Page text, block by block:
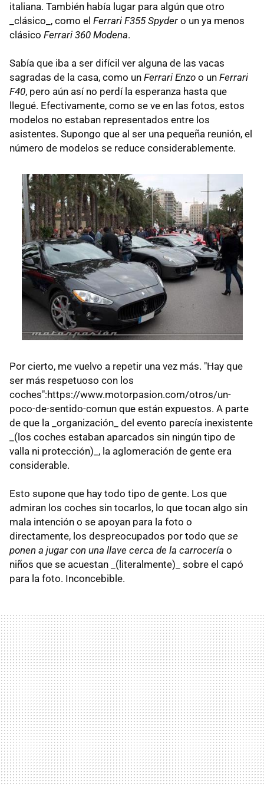
italiana. También había lugar para algún que otro
_clásico_, como el Ferrari F355 Spyder o un ya menos
clásico Ferrari 360 Modena.
Sabía que iba a ser difícil ver alguna de las vacas
sagradas de la casa, como un Ferrari Enzo o un Ferrari
F40, pero aún así no perdí la esperanza hasta que
llegué. Efectivamente, como se ve en las fotos, estos
modelos no estaban representados entre los
asistentes. Supongo que al ser una pequeña reunión, el
número de modelos se reduce considerablemente.
Por cierto, me vuelvo a repetir una vez más. "Hay que
ser más respetuoso con los
coches":https://www.motorpasion.com/otros/un-
poco-de-sentido-comun que están expuestos. A parte
de que la _organización_ del evento parecía inexistente
_(los coches estaban aparcados sin ningún tipo de
valla ni protección)_, la aglomeración de gente era
considerable.
Esto supone que hay todo tipo de gente. Los que
admiran los coches sin tocarlos, lo que tocan algo sin
mala intención o se apoyan para la foto o
directamente, los despreocupados por todo que se
ponen a jugar con una llave cerca de la carrocería o
niños que se acuestan _(literalmente)_ sobre el capó
para la foto. Inconcebible.